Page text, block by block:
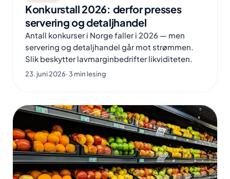
Konkurstall 2026: derfor presses
servering og detaljhandel
Antall konkurser i Norge faller i 2026 — men
servering og detaljhandel går mot strømmen.
Slik beskytter lavmarginbedrifter likviditeten.
23. juni 2026· 3 min lesing